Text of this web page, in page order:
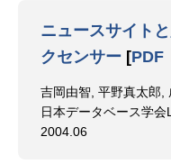
ニュースサイト
クセンサー [PDF
吉岡由智, 平野真太郎,
日本データベース学
2004.06